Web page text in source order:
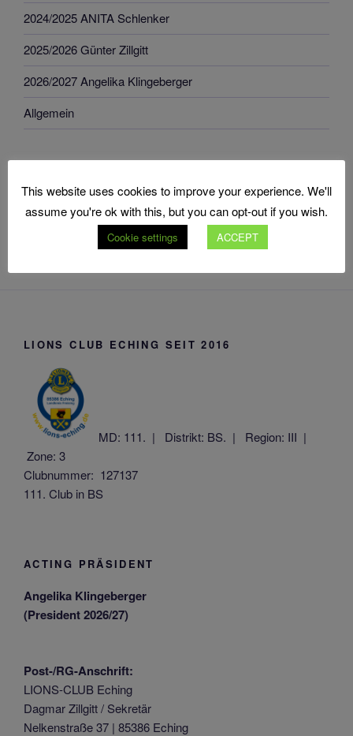
2024/2025 ANITA Schlenker
2025/2026 Günter Zillgitt
2026/2027 Angelika Klingeberger
Allgemein
Archiv
LIONS CLUB ECHING SEIT 2016
MD: 111. | Distrikt: BS. | Region: III |
Zone: 3
Clubnummer: 127137
111. Club in BS
ACTING PRÄSIDENT
Angelika Klingeberger
(President 2026/27)
Post-/RG-Anschrift:
LIONS-CLUB Eching
Dagmar Zillgitt / Sekretär
Nelkenstraße 37 | 85386 Eching
This website uses cookies to improve your experience. We'll
assume you're ok with this, but you can opt-out if you wish.
Cookie settings ACCEPT